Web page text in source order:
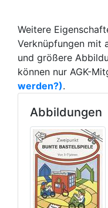
Weitere
Verknüpfungen mit
und größere
können nur AGK-
werden?).
Abbildungen